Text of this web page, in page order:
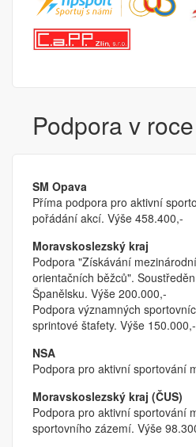
Podpora v
SM Opava
Příma podpora pro aktivní
pořádání akcí. Výše 458.400,-
Moravskoslezský kraj
Podpora "Získávání
orientačních běžců".
Španělsku. Výše 200.000,-
Podpora významných
sprintové štafety. Výše 150.000,-
NSA
Podpora pro aktivní sportování
Moravskoslezský kraj (ČUS)
Podpora pro aktivní sportování
sportovního zázemí. Výše